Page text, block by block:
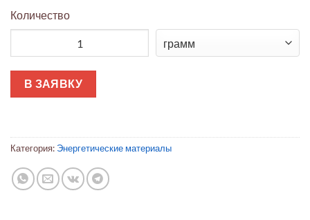
Количество
В ЗАЯВКУ
Категория: Энергетические материалы